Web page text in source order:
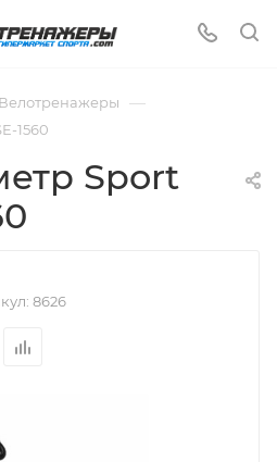
Велотренажеры —
1560
Sport
8626